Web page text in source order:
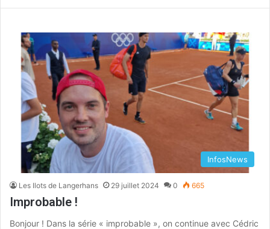
InfosNews
Les Ilots de Langerhans 29 juillet 2024 0 665
Improbable !
Bonjour ! Dans la série « improbable », on continue avec Cédric